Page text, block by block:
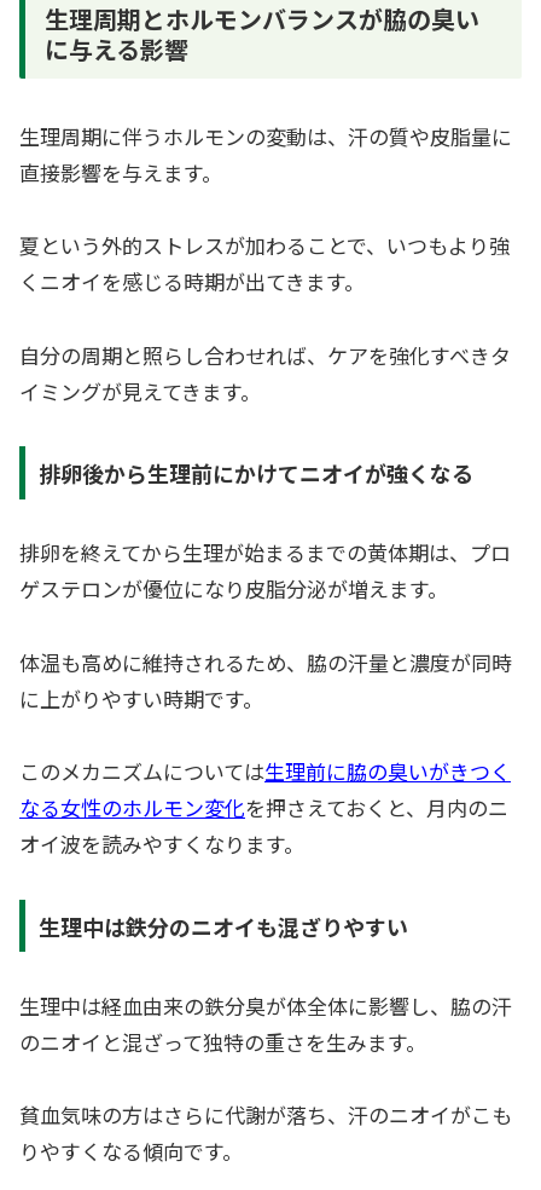
生理周期とホルモンバランスが脇の臭い
に与える影響
生理周期に伴うホルモンの変動は、汗の質や皮脂量に
直接影響を与えます。
夏という外的ストレスが加わることで、いつもより強
くニオイを感じる時期が出てきます。
自分の周期と照らし合わせれば、ケアを強化すべきタ
イミングが見えてきます。
排卵後から生理前にかけてニオイが強くなる
排卵を終えてから生理が始まるまでの黄体期は、プロ
ゲステロンが優位になり皮脂分泌が増えます。
体温も高めに維持されるため、脇の汗量と濃度が同時
に上がりやすい時期です。
このメカニズムについては生理前に脇の臭いがきつく
なる女性のホルモン変化を押さえておくと、月内のニ
オイ波を読みやすくなります。
生理中は鉄分のニオイも混ざりやすい
生理中は経血由来の鉄分臭が体全体に影響し、脇の汗
のニオイと混ざって独特の重さを生みます。
貧血気味の方はさらに代謝が落ち、汗のニオイがこも
りやすくなる傾向です。